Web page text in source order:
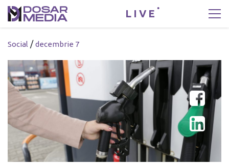
LIVE
Social /decembrie 7